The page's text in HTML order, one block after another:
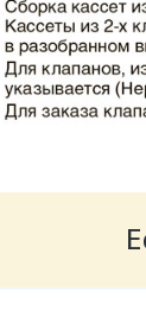
862.34 Кб
и